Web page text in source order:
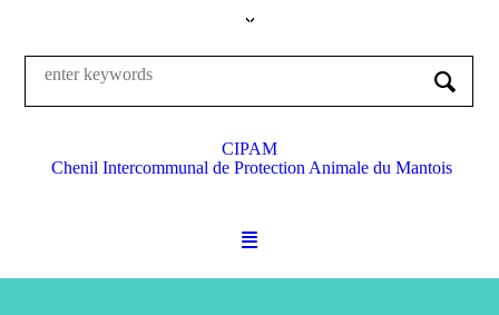
CIPAM
Chenil Intercommunal de Protection Animale du Mantois